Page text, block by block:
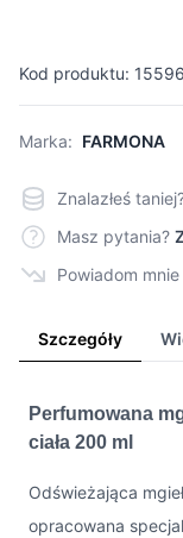
Kod produktu:
Marka: FARMONA
Znalazłeś
Masz pytania?
Powiadom
Szczegóły
Perfumowana
ciała 200 ml
Odświeżająca
opracowana